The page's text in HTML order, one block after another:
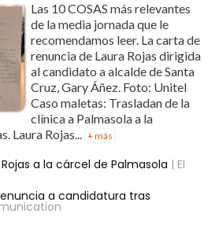
Las 10 COSAS más relevantes
de la media jornada que le
recomendamos leer. La carta de
renuncia de Laura Rojas dirigida
al candidato a alcalde de Santa
Cruz, Gary Áñez. Foto: Unitel
Caso maletas: Trasladan de la
clínica a Palmasola a la
Laura Rojas... + más
a la cárcel de Palmasola | El
a candidatura tras